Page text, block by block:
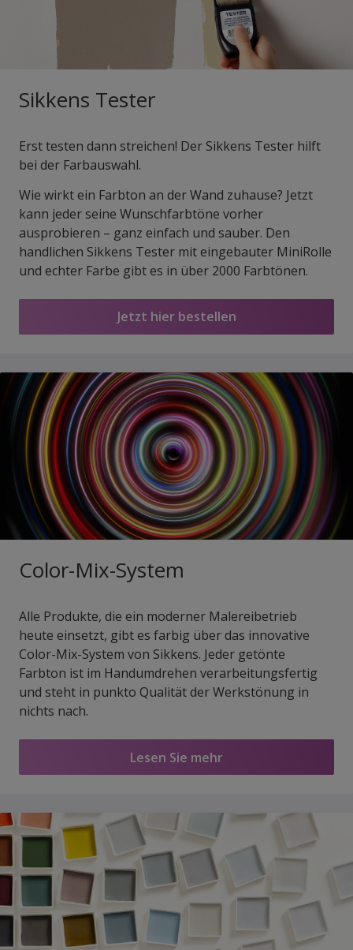
Sikkens Tester
Erst testen dann streichen! Der Sikkens Tester hilft
bei der Farbauswahl.
Wie wirkt ein Farbton an der Wand zuhause? Jetzt
kann jeder seine Wunschfarbtöne vorher
ausprobieren – ganz einfach und sauber. Den
handlichen Sikkens Tester mit eingebauter Mini­Rolle
und echter Farbe gibt es in über 2000 Farbtönen.
Jetzt hier bestellen
Color-Mix-System
Alle Produkte, die ein moderner Malereibetrieb
heute einsetzt, gibt es farbig über das innovative
Color-Mix-System von Sikkens. Jeder getönte
Farbton ist im Handumdrehen verarbeitungsfertig
und steht in punkto Qualität der Werkstönung in
nichts nach.
Lesen Sie mehr